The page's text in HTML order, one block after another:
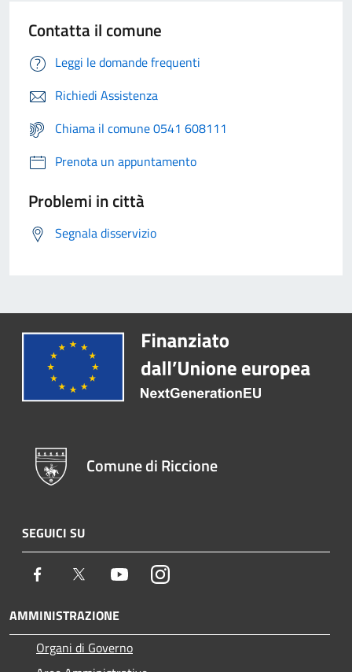
Contatta il comune
Leggi le domande frequenti
Richiedi Assistenza
Chiama il comune 0541 608111
Prenota un appuntamento
Problemi in città
Segnala disservizio
Comune di Riccione
SEGUICI SU
Facebook Twitter YoutubeInstagram
AMMINISTRAZIONE
Organi di Governo